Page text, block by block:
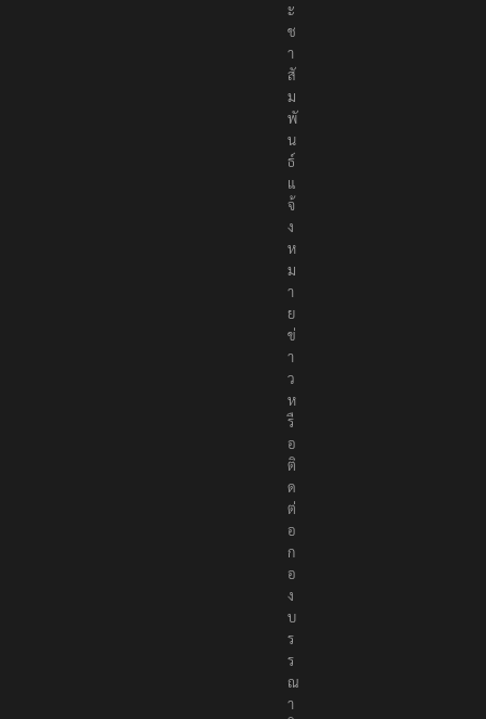
ะ
ช
า
สั
ม
พั
น
ธ์
แ
จ้
ง
ห
ม
า
ย
ข่
า
ว
ห
รื
อ
ติ
ด
ต่
อ
ก
อ
ง
บ
ร
ร
ณ
า